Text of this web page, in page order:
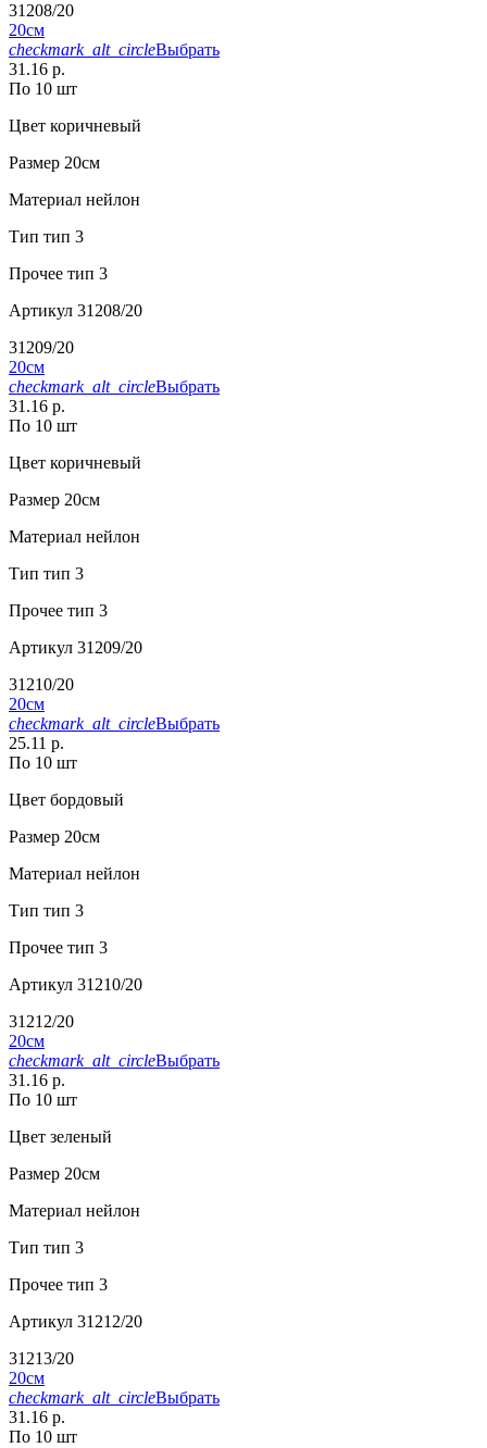
31208/20
20см
checkmark_alt_circleВыбрать
31.16 р.
По 10 шт
Цвет коричневый
Размер 20см
Материал нейлон
Тип тип 3
Прочее тип 3
Артикул 31208/20
31209/20
20см
checkmark_alt_circleВыбрать
31.16 р.
По 10 шт
Цвет коричневый
Размер 20см
Материал нейлон
Тип тип 3
Прочее тип 3
Артикул 31209/20
31210/20
20см
checkmark_alt_circleВыбрать
25.11 р.
По 10 шт
Цвет бордовый
Размер 20см
Материал нейлон
Тип тип 3
Прочее тип 3
Артикул 31210/20
31212/20
20см
checkmark_alt_circleВыбрать
31.16 р.
По 10 шт
Цвет зеленый
Размер 20см
Материал нейлон
Тип тип 3
Прочее тип 3
Артикул 31212/20
31213/20
20см
checkmark_alt_circleВыбрать
31.16 р.
По 10 шт